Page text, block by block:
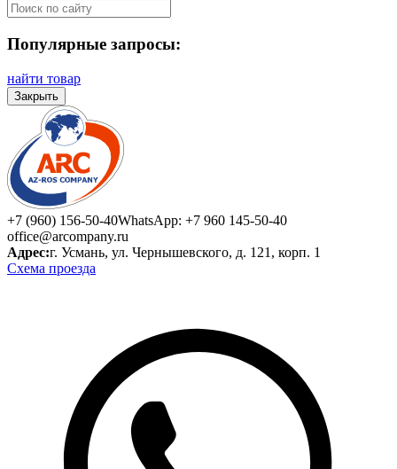
Популярные запросы:
найти товар
Закрыть
+7 (960) 156-50-40WhatsApp: +7 960 145-50-40
office@arcompany.ru
Адрес:г. Усмань, ул. Чернышевского, д. 121, корп. 1
Схема проезда